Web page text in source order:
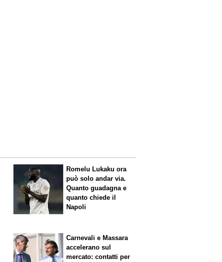
Romelu Lukaku ora
può solo andar via.
Quanto guadagna e
quanto chiede il
Napoli
Carnevali e Massara
accelerano sul
mercato: contatti per